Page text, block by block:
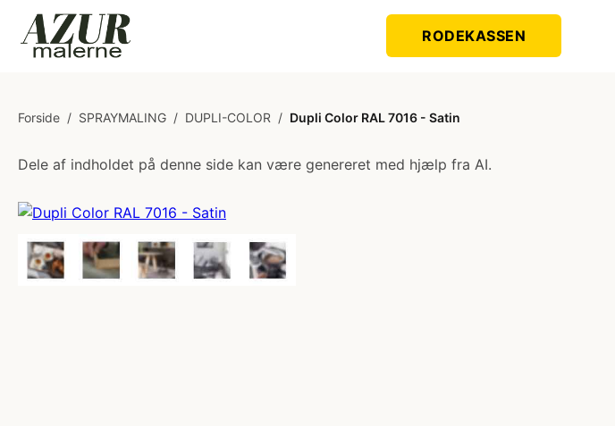
RODEKASSEN
Forside / SPRAYMALING / DUPLI-COLOR / Dupli Color RAL 7016 - Satin
Dele af indholdet på denne side kan være genereret med hjælp fra AI.